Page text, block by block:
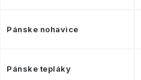
Pánske nohavice
Pánske tepláky